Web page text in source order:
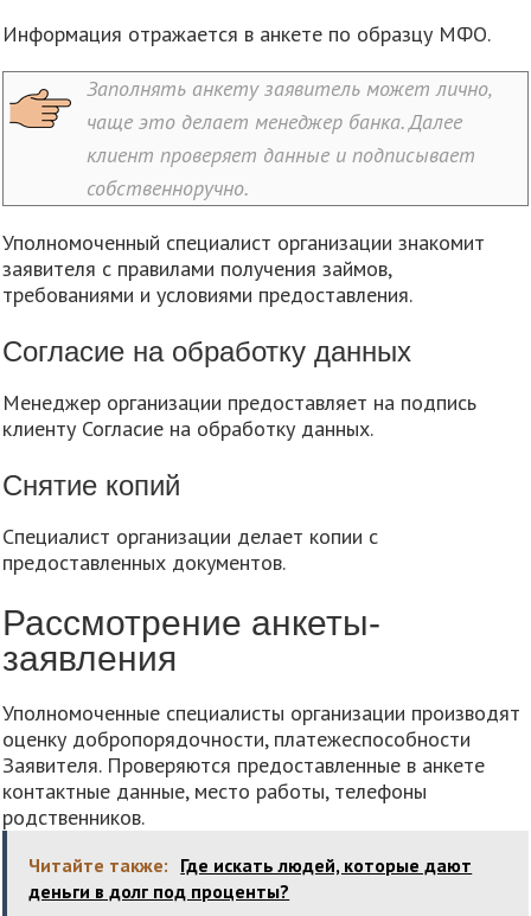
Информация отражается в анкете по образцу МФО.
Заполнять анкету заявитель может лично,
чаще это делает менеджер банка. Далее
клиент проверяет данные и подписывает
собственноручно.
Уполномоченный специалист организации знакомит
заявителя с правилами получения займов,
требованиями и условиями предоставления.
Согласие на обработку данных
Менеджер организации предоставляет на подпись
клиенту Согласие на обработку данных.
Снятие копий
Специалист организации делает копии с
предоставленных документов.
Рассмотрение анкеты-
заявления
Уполномоченные специалисты организации производят
оценку добропорядочности, платежеспособности
Заявителя. Проверяются предоставленные в анкете
контактные данные, место работы, телефоны
родственников.
Читайте также: Где искать людей, которые дают
деньги в долг под проценты?